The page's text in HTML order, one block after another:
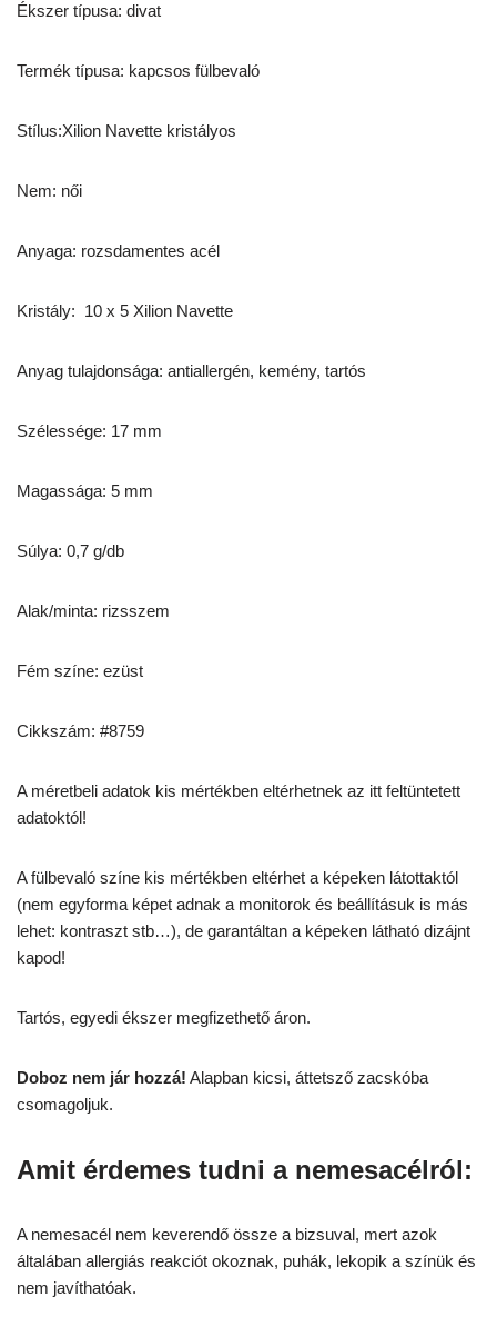
Ékszer típusa: divat
Termék típusa: kapcsos fülbevaló
Stílus:Xilion Navette kristályos
Nem: női
Anyaga: rozsdamentes acél
Kristály: 10 x 5 Xilion Navette
Anyag tulajdonsága: antiallergén, kemény, tartós
Szélessége: 17 mm
Magassága: 5 mm
Súlya: 0,7 g/db
Alak/minta: rizsszem
Fém színe: ezüst
Cikkszám: #8759
A méretbeli adatok kis mértékben eltérhetnek az itt feltüntetett
adatoktól!
A fülbevaló színe kis mértékben eltérhet a képeken látottaktól
(nem egyforma képet adnak a monitorok és beállításuk is más
lehet: kontraszt stb…), de garantáltan a képeken látható dizájnt
kapod!
Tartós, egyedi ékszer megfizethető áron.
Doboz nem jár hozzá! Alapban kicsi, áttetsző zacskóba
csomagoljuk.
Amit érdemes tudni a nemesacélról:
A nemesacél nem keverendő össze a bizsuval, mert azok
általában allergiás reakciót okoznak, puhák, lekopik a színük és
nem javíthatóak.